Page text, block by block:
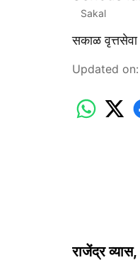
Sakal
सकाळ वृत्तसेवा
Updated on:
राजेंद्र व्यास,